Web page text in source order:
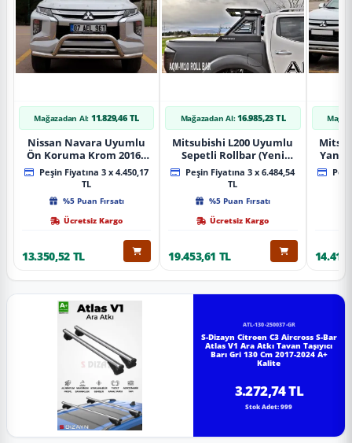
Mağazadan Al: 11.829,46 TL
Nissan Navara Uyumlu
Ön Koruma Krom 2016+
Pst14 Parça
Peşin Fiyatına 3 x 4.450,17
TL
%5 Puan Fırsatı
Ücretsiz Kargo
13.350,52 TL
Mağazadan Al: 16.985,23 TL
Mitsubishi L200 Uyumlu
Sepetli Rollbar (Yeni
Nesil Sepetli Roll Bar
Aqm-M10)
Peşin Fiyatına 3 x 6.484,54
TL
%5 Puan Fırsatı
Ücretsiz Kargo
19.453,61 TL
Yan
ATL-130-250037-GR
S-Dizayn Citroen C3 Aircross S-Bar
Atlas V1 Ara Atkı Tavan Taşıyıcı
Barı Gri 130 Cm 2017-2024 A+
Kalite
3.272,74 TL
Stok Adet: 999